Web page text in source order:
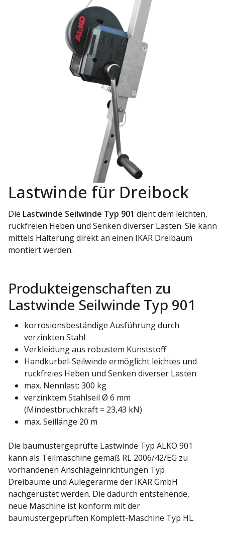
Lastwinde für Dreibock
Die Lastwinde Seilwinde Typ 901 dient dem leichten,
ruckfreien Heben und Senken diverser Lasten. Sie kann
mittels Halterung direkt an einen IKAR Dreibaum
montiert werden.
Produkteigenschaften zu
Lastwinde Seilwinde Typ 901
korrosionsbeständige Ausführung durch
verzinkten Stahl
Verkleidung aus robustem Kunststoff
Handkurbel-Seilwinde ermöglicht leichtes und
ruckfreies Heben und Senken diverser Lasten
max. Nennlast: 300 kg
verzinktem Stahlseil Ø 6 mm
(Mindestbruchkraft = 23,43 kN)
max. Seillänge 20 m
Die baumustergeprüfte Lastwinde Typ ALKO 901
kann als Teilmaschine gemäß RL 2006/42/EG zu
vorhandenen Anschlageinrichtungen Typ
Dreibäume und Aulegerarme der IKAR GmbH
nachgerüstet werden. Die dadurch entstehende,
neue Maschine ist konform mit der
baumustergeprüften Komplett-Maschine Typ HL.